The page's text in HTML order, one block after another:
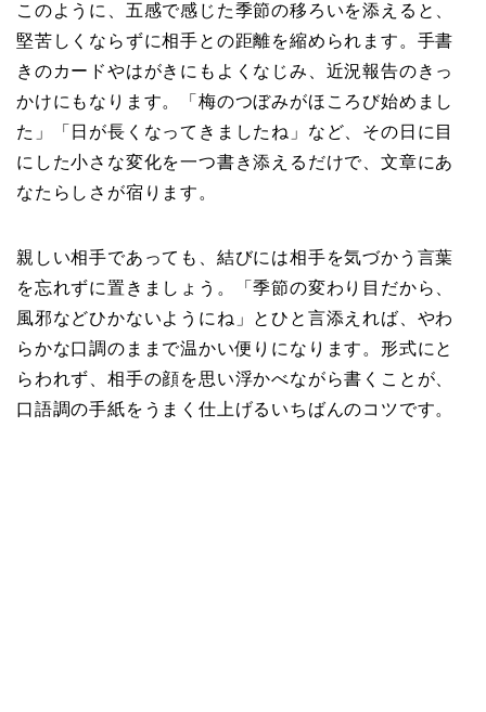
このように、五感で感じた季節の移ろいを添えると、
堅苦しくならずに相手との距離を縮められます。手書
きのカードやはがきにもよくなじみ、近況報告のきっ
かけにもなります。「梅のつぼみがほころび始めまし
た」「日が長くなってきましたね」など、その日に目
にした小さな変化を一つ書き添えるだけで、文章にあ
なたらしさが宿ります。
親しい相手であっても、結びには相手を気づかう言葉
を忘れずに置きましょう。「季節の変わり目だから、
風邪などひかないようにね」とひと言添えれば、やわ
らかな口調のままで温かい便りになります。形式にと
らわれず、相手の顔を思い浮かべながら書くことが、
口語調の手紙をうまく仕上げるいちばんのコツです。